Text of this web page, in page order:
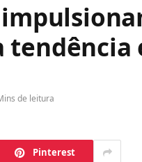
de leitura
Pinterest